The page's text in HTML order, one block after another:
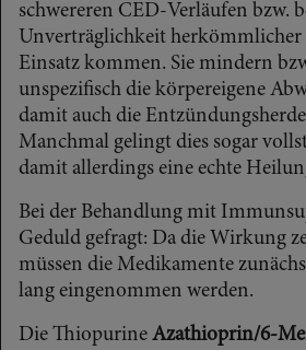
schwereren CED-Verläufen bzw.
Unverträglichkeit herkömmlicher
Einsatz kommen. Sie mindern
unspezifisch die körpereigene
damit auch die
Manchmal gelingt dies sogar
damit allerdings eine echte
Bei der Behandlung mit
Geduld gefragt: Da die Wirkung
müssen die Medikamente
lang eingenommen werden.
Die Thiopurine Azathioprin/6-